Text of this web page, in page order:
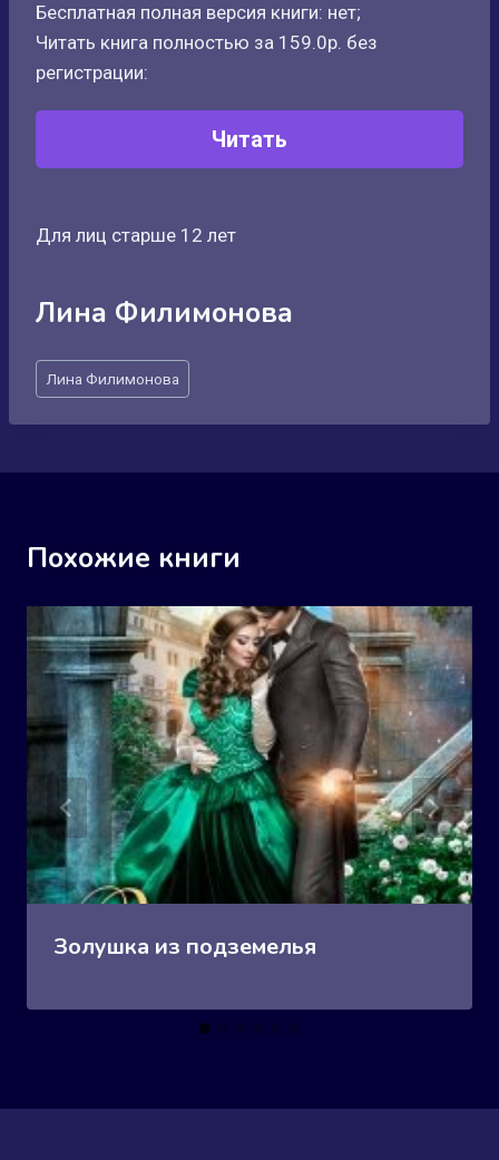
Бесплатная полная версия книги: нет;
Читать книга полностью за 159.0р. без
регистрации:
Читать
Для лиц старше 12 лет
Лина Филимонова
Метки
записи:
Лина Филимонова
Похожие книги
Золушка из подземелья